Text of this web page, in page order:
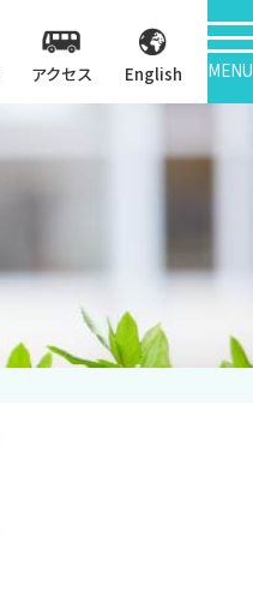
アクセス English MENU
中期計画